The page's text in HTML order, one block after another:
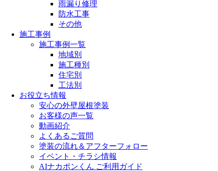
雨漏り修理
防水工事
その他
施工事例
施工事例一覧
地域別
施工種別
住宅別
工法別
お役立ち情報
安心の外壁屋根塗装
お客様の声一覧
動画紹介
よくあるご質問
塗装の流れ＆アフターフォロー
イベント・チラシ情報
AIナカポンくん ご利用ガイド